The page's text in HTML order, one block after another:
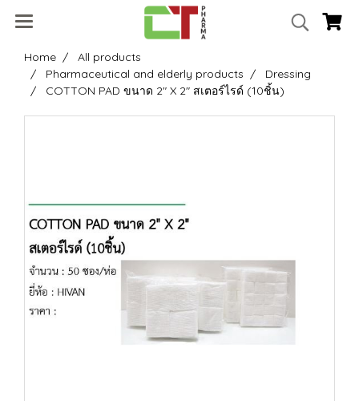
Home
All products
Pharmaceutical and elderly products
Dressing
COTTON PAD ขนาด 2" X 2" สเตอร์ไรด์ (10ชิ้น)